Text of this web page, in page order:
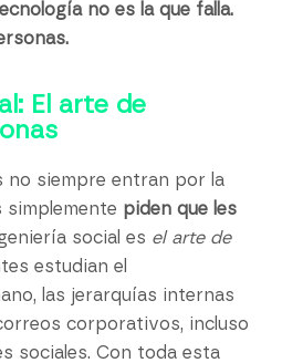
no es la que falla.
El arte de
no siempre entran por la
simplemente piden que les
social es el arte de
estudian el
las jerarquías internas
corporativos, incluso
sociales. Con toda esta